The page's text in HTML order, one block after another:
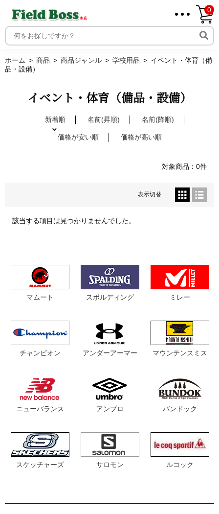
ホーム
ご利用案内
0
ホーム 商品 商品ジャンル 学校用品
イベント・体育（備
品・設備）
イベント・体育（備品・設備）
新着順 名前(昇順) 名前(降順)
価格が安い順 価格が高い順
対象商品：0件
表示切替
該当する項目は見つかりませんでした。
マムート
チャンピオン
ニューバランス
スケッチャーズ
スポルディング
アンダーアーマー
アンブロ
サロモン
ミレー
マウンテンスミス
バンドック
ルコック